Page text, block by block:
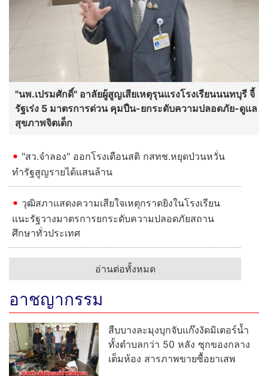
"นพ.เปรมศักดิ์" อาลัยผู้สูญเสียเหตุรุนแรงโรงเรียนนนทบุรี จี้
รัฐเร่ง 5 มาตรการด่วน คุมปืน-ยกระดับความปลอดภัย-ดูแล
สุขภาพจิตเด็ก
"สว.จำลอง" ออกโรงเตือนสติ กสทช.หยุดป่วนหวั่น
ทำรัฐสูญรายได้แสนล้าน
วุฒิสภาแสดงความเสียใจเหตุกราดยิงในโรงเรียน
แนะรัฐวางมาตรการยกระดับความปลอดภัยสถาน
ศึกษาทั่วประเทศ
อ่านต่อทั้งหมด
อาชญากรรม
สืบบางละมุงบุกจับแก๊งงัดมิเตอร์น้ำ
ทั้งตำบลกว่า 50 หลัง ซุกของกลาง
เต็มห้อง สารภาพขายซื้อยาเสพ